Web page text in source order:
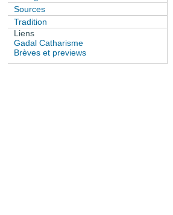
Sources
Tradition
Liens
Gadal Catharisme
Brèves et previews